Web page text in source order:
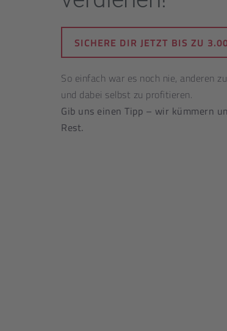
SICHERE DIR JETZT BIS ZU
So einfach war es noch nie, anderen
und dabei selbst zu profitieren.
Gib uns einen Tipp – wir kümmern
Rest.